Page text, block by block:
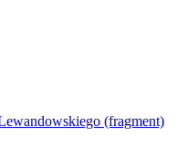
(fragment)